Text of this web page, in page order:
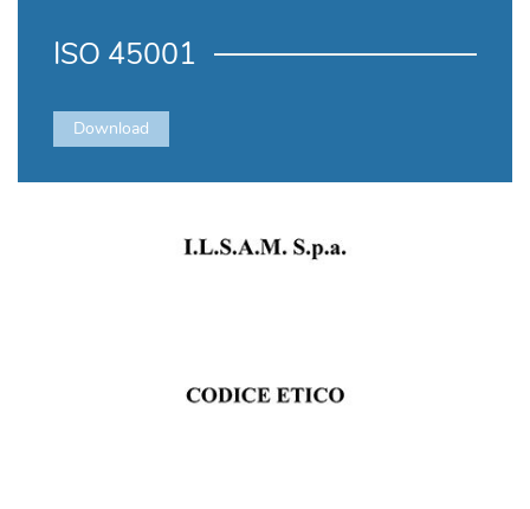
ISO 45001
Download